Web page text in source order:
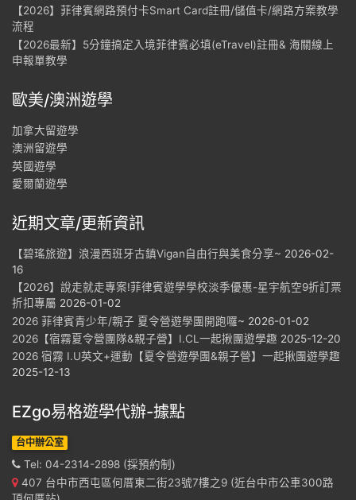
【2026】菲律賓網路預付卡Smart Card註冊/儲值卡/網路方案教學
流程
【2026最新】5分鐘搞定入境菲律賓必填(eTravel)註冊& 海關線上
申報單教學
歐美/澳洲遊學
加拿大留遊學
澳洲留遊學
英國遊學
愛爾蘭遊學
近期文章/更新資訊
【碧瑤旅遊】浪漫西班牙古鎮Vigan自由行與美食分享~ 2026-02-
16
【2026】說走就走專案!菲律賓遊學學校淡季優惠-星宇航空9折訂票
折扣專屬 2026-01-02
2026 菲律賓青少年/親子 夏令營遊學團開跑囉~ 2026-01-02
2026【宿霧夏令營團隊&親子營】I.CL一起揪團遊學趣 2025-12-20
2026 宿霧 I.U英文+運動【夏令營遊學團&親子營】一起揪團遊學趣
2025-12-13
EZgo易格遊學代辦-據點
台中辦公室
Tel: 04-2314-2898 (採預約制)
407 台中市西屯區何厝東二街23號7樓之9 (近台中市公車300路